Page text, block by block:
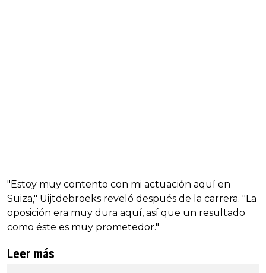
"Estoy muy contento con mi actuación aquí en
Suiza," Uijtdebroeks reveló después de la carrera. "La
oposición era muy dura aquí, así que un resultado
como éste es muy prometedor."
Leer más